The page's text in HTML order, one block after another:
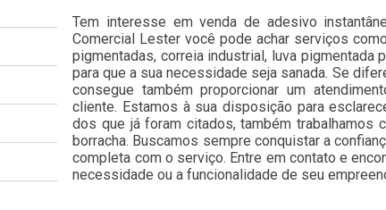
Tem interesse em venda de adesivo
Comercial Lester você pode achar serviços
pigmentadas, correia industrial, luva
para que a sua necessidade seja sanada. Se
consegue também proporcionar um
cliente. Estamos à sua disposição para
dos que já foram citados, também trabalhamos
borracha. Buscamos sempre conquistar a
completa com o serviço. Entre em contato e
necessidade ou a funcionalidade de seu